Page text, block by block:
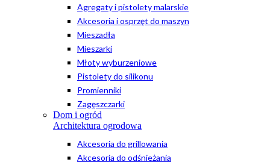
Agregaty i pistolety malarskie
Akcesoria i osprzęt do maszyn
Mieszadła
Mieszarki
Młoty wyburzeniowe
Pistolety do silikonu
Promienniki
Zagęszczarki
Dom i ogród
Architektura ogrodowa
Akcesoria do grillowania
Akcesoria do odśnieżania